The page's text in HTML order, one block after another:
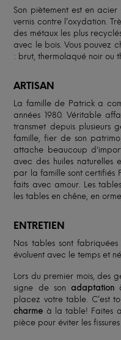
Son piètement est en
vernis contre l’oxydation.
des métaux les plus
avec le bois. Vous pouvez
: brut, thermolaqué noir ou
ARTISAN
La famille de Patrick a
années 1980. Véritable
transmet depuis plusieurs
famille, fier de son
attache beaucoup
avec des huiles naturelles
par la famille sont certifiés
faits avec amour. Les
les tables en chêne, en
ENTRETIEN
Nos tables sont
évoluent avec le temps et
Lors du premier mois, des
signe de son adaptationà
placez votre table. C’est
charme à la table! Faites
pièce pour éviter les fissures